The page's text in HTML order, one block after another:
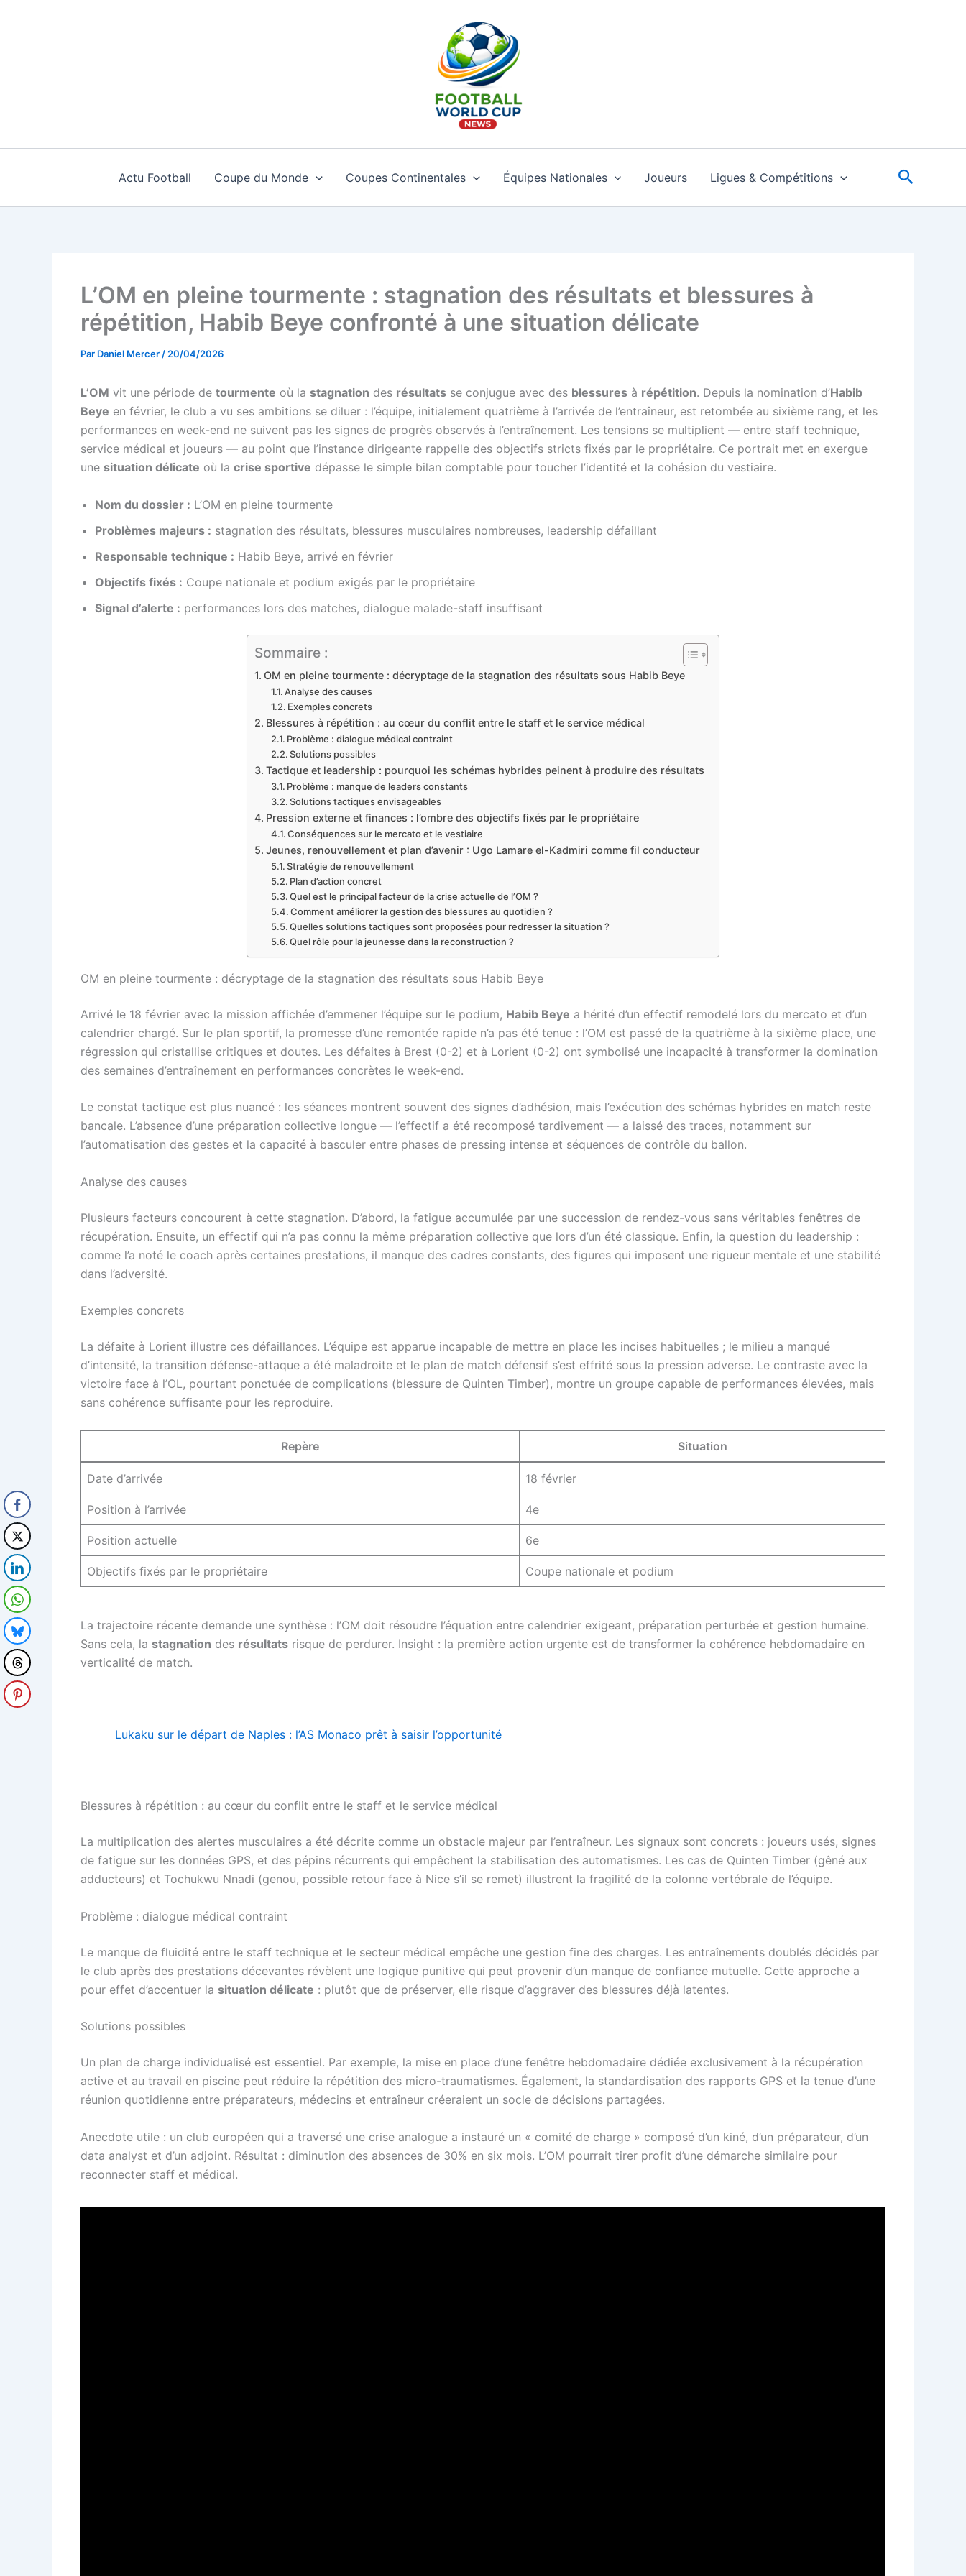
Actu Football Coupe du Monde Coupes Continentales Équipes Nationales Joueurs Ligues & Compétitions
L’OM en pleine tourmente : stagnation des résultats et blessures à
répétition, Habib Beye confronté à une situation délicate
Par Daniel Mercer / 20/04/2026
L’OM vit une période de tourmente où la stagnation des résultats se conjugue avec des blessures à répétition. Depuis la nomination d’Habib
Beye en février, le club a vu ses ambitions se diluer : l’équipe, initialement quatrième à l’arrivée de l’entraîneur, est retombée au sixième rang, et les
performances en week-end ne suivent pas les signes de progrès observés à l’entraînement. Les tensions se multiplient — entre staff technique,
service médical et joueurs — au point que l’instance dirigeante rappelle des objectifs stricts fixés par le propriétaire. Ce portrait met en exergue
une situation délicate où la crise sportive dépasse le simple bilan comptable pour toucher l’identité et la cohésion du vestiaire.
Nom du dossier : L’OM en pleine tourmente
Problèmes majeurs : stagnation des résultats, blessures musculaires nombreuses, leadership défaillant
Responsable technique : Habib Beye, arrivé en février
Objectifs fixés : Coupe nationale et podium exigés par le propriétaire
Signal d’alerte : performances lors des matches, dialogue malade-staff insuffisant
Sommaire :
OM en pleine tourmente : décryptage de la stagnation des résultats sous Habib Beye
Analyse des causes
Exemples concrets
Blessures à répétition : au cœur du conflit entre le staff et le service médical
Problème : dialogue médical contraint
Solutions possibles
Tactique et leadership : pourquoi les schémas hybrides peinent à produire des résultats
Problème : manque de leaders constants
Solutions tactiques envisageables
Pression externe et finances : l’ombre des objectifs fixés par le propriétaire
Conséquences sur le mercato et le vestiaire
Jeunes, renouvellement et plan d’avenir : Ugo Lamare el-Kadmiri comme fil conducteur
Stratégie de renouvellement
Plan d’action concret
Quel est le principal facteur de la crise actuelle de l’OM ?
Comment améliorer la gestion des blessures au quotidien ?
Quelles solutions tactiques sont proposées pour redresser la situation ?
Quel rôle pour la jeunesse dans la reconstruction ?
OM en pleine tourmente : décryptage de la stagnation des résultats sous Habib Beye
Arrivé le 18 février avec la mission affichée d’emmener l’équipe sur le podium, Habib Beye a hérité d’un effectif remodelé lors du mercato et d’un
calendrier chargé. Sur le plan sportif, la promesse d’une remontée rapide n’a pas été tenue : l’OM est passé de la quatrième à la sixième place, une
régression qui cristallise critiques et doutes. Les défaites à Brest (0-2) et à Lorient (0-2) ont symbolisé une incapacité à transformer la domination
des semaines d’entraînement en performances concrètes le week-end.
Le constat tactique est plus nuancé : les séances montrent souvent des signes d’adhésion, mais l’exécution des schémas hybrides en match reste
bancale. L’absence d’une préparation collective longue — l’effectif a été recomposé tardivement — a laissé des traces, notamment sur
l’automatisation des gestes et la capacité à basculer entre phases de pressing intense et séquences de contrôle du ballon.
Analyse des causes
Plusieurs facteurs concourent à cette stagnation. D’abord, la fatigue accumulée par une succession de rendez-vous sans véritables fenêtres de
récupération. Ensuite, un effectif qui n’a pas connu la même préparation collective que lors d’un été classique. Enfin, la question du leadership :
comme l’a noté le coach après certaines prestations, il manque des cadres constants, des figures qui imposent une rigueur mentale et une stabilité
dans l’adversité.
Exemples concrets
La défaite à Lorient illustre ces défaillances. L’équipe est apparue incapable de mettre en place les incises habituelles ; le milieu a manqué
d’intensité, la transition défense-attaque a été maladroite et le plan de match défensif s’est effrité sous la pression adverse. Le contraste avec la
victoire face à l’OL, pourtant ponctuée de complications (blessure de Quinten Timber), montre un groupe capable de performances élevées, mais
sans cohérence suffisante pour les reproduire.
Repère Situation
Date d’arrivée 18 février
Position à l’arrivée 4e
Position actuelle 6e
Objectifs fixés par le propriétaire Coupe nationale et podium
La trajectoire récente demande une synthèse : l’OM doit résoudre l’équation entre calendrier exigeant, préparation perturbée et gestion humaine.
Sans cela, la stagnation des résultats risque de perdurer. Insight : la première action urgente est de transformer la cohérence hebdomadaire en
verticalité de match.
Lukaku sur le départ de Naples : l’AS Monaco prêt à saisir l’opportunité
Blessures à répétition : au cœur du conflit entre le staff et le service médical
La multiplication des alertes musculaires a été décrite comme un obstacle majeur par l’entraîneur. Les signaux sont concrets : joueurs usés, signes
de fatigue sur les données GPS, et des pépins récurrents qui empêchent la stabilisation des automatismes. Les cas de Quinten Timber (gêné aux
adducteurs) et Tochukwu Nnadi (genou, possible retour face à Nice s’il se remet) illustrent la fragilité de la colonne vertébrale de l’équipe.
Problème : dialogue médical contraint
Le manque de fluidité entre le staff technique et le secteur médical empêche une gestion fine des charges. Les entraînements doublés décidés par
le club après des prestations décevantes révèlent une logique punitive qui peut provenir d’un manque de confiance mutuelle. Cette approche a
pour effet d’accentuer la situation délicate : plutôt que de préserver, elle risque d’aggraver des blessures déjà latentes.
Solutions possibles
Un plan de charge individualisé est essentiel. Par exemple, la mise en place d’une fenêtre hebdomadaire dédiée exclusivement à la récupération
active et au travail en piscine peut réduire la répétition des micro-traumatismes. Également, la standardisation des rapports GPS et la tenue d’une
réunion quotidienne entre préparateurs, médecins et entraîneur créeraient un socle de décisions partagées.
Anecdote utile : un club européen qui a traversé une crise analogue a instauré un « comité de charge » composé d’un kiné, d’un préparateur, d’un
data analyst et d’un adjoint. Résultat : diminution des absences de 30% en six mois. L’OM pourrait tirer profit d’une démarche similaire pour
reconnecter staff et médical.